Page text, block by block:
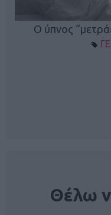
Ο ύπνος
Θέλω